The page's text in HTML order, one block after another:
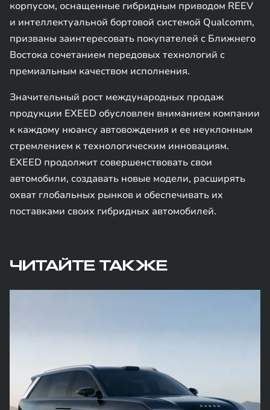
корпусом, оснащенные гибридным приводом REEV
и интеллектуальной бортовой системой Qualcomm,
призваны заинтересовать покупателей с Ближнего
Востока сочетанием передовых технологий с
премиальным качеством исполнения.
Значительный рост международных продаж
продукции EXEED обусловлен вниманием компании
к каждому нюансу автовождения и ее неуклонным
стремлением к технологическим инновациям.
EXEED продолжит совершенствовать свои
автомобили, создавать новые модели, расширять
охват глобальных рынков и обеспечивать их
поставками своих гибридных автомобилей.
ЧИТАЙТЕ ТАКЖЕ